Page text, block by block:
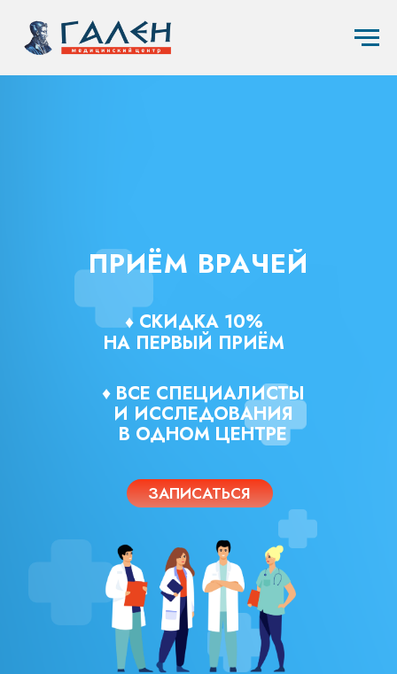
ПРИЁМ ВРАЧЕЙ
ЗАПИСАТЬСЯ
♦ СКИДКА 10%
НА ПЕРВЫЙ ПРИЁМ
♦ ВСЕ СПЕЦИАЛИСТЫ
И ИССЛЕДОВАНИЯ
В ОДНОМ ЦЕНТРЕ